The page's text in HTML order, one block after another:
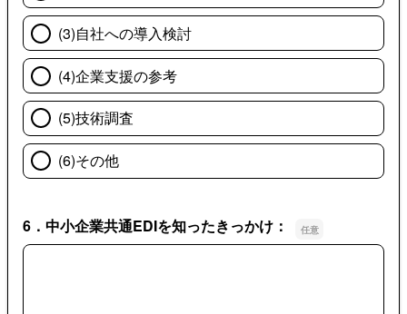
(3)自社への導入検討
(4)企業支援の参考
(5)技術調査
(6)その他
6．中小企業共通EDIを知ったきっかけ：
6．中小企業共通EDIを知ったきっかけ：